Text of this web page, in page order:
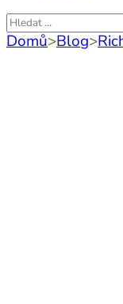
Vyhledávání
Domů>Blog>